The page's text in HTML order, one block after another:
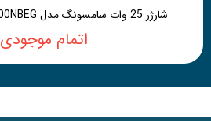
شارژر 25 وات سامسونگ مدل EP-TA800NBEG (کپی A)
اتمام موجودی